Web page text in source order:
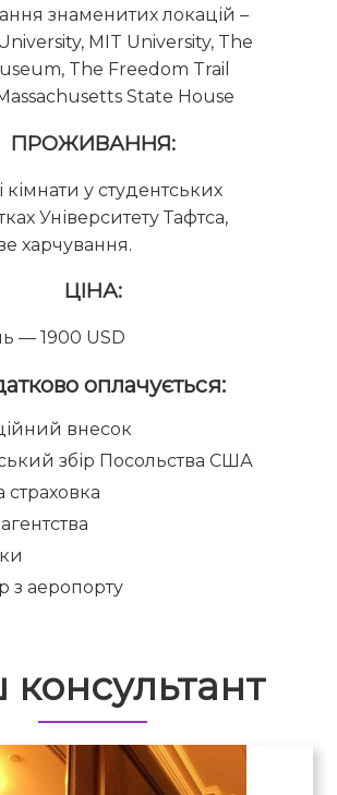
знаменитих локацій –
MIT University, The
The Freedom Trail
State House
ПРОЖИВАННЯ:
кімнати у студентських
Університету Тафтса,
харчування.
ЦІНА:
— 1900 USD
оплачується:
внесок
збір Посольства США
з аеропорту